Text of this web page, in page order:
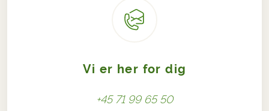
Vi er her for dig
+45 71 99 65 50